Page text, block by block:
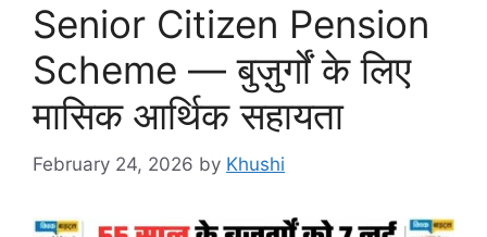
Senior Citizen Pension
Scheme — बुज़ुर्गों के लिए
मासिक आर्थिक सहायता
February 24, 2026 by Khushi